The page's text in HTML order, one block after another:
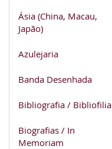
Ásia (China, Macau,
Japão)
Azulejaria
Banda Desenhada
Bibliografia / Bibliofilia
Biografias / In
Memoriam